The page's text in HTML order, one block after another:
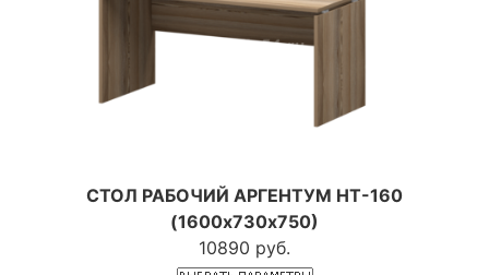
СТОЛ РАБОЧИЙ АРГЕНТУМ НТ-160
(1600х730х750)
10890 руб.